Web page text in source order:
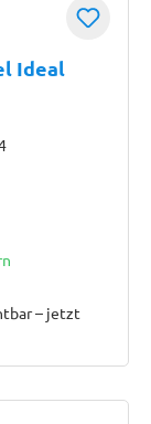
Ideal
– jetzt